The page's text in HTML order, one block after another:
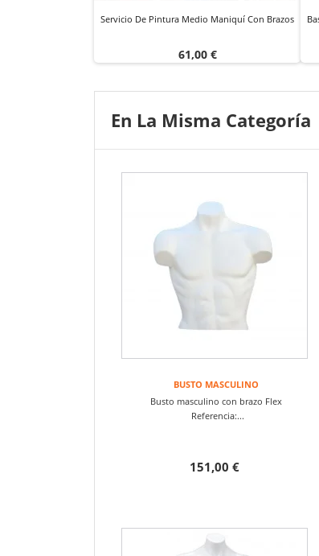
Servicio De Pintura Medio Maniquí Con Brazos
Precio
61,00 €
En La Misma Categoría
BUSTO MASCULINO
Busto masculino con brazo Flex
Referencia:...
151,00 €